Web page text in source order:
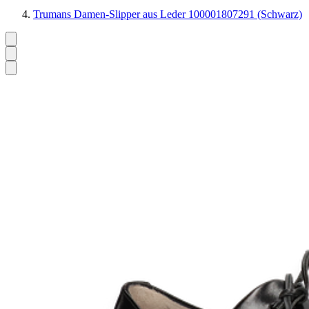
Trumans Damen-Slipper aus Leder 100001807291 (Schwarz)